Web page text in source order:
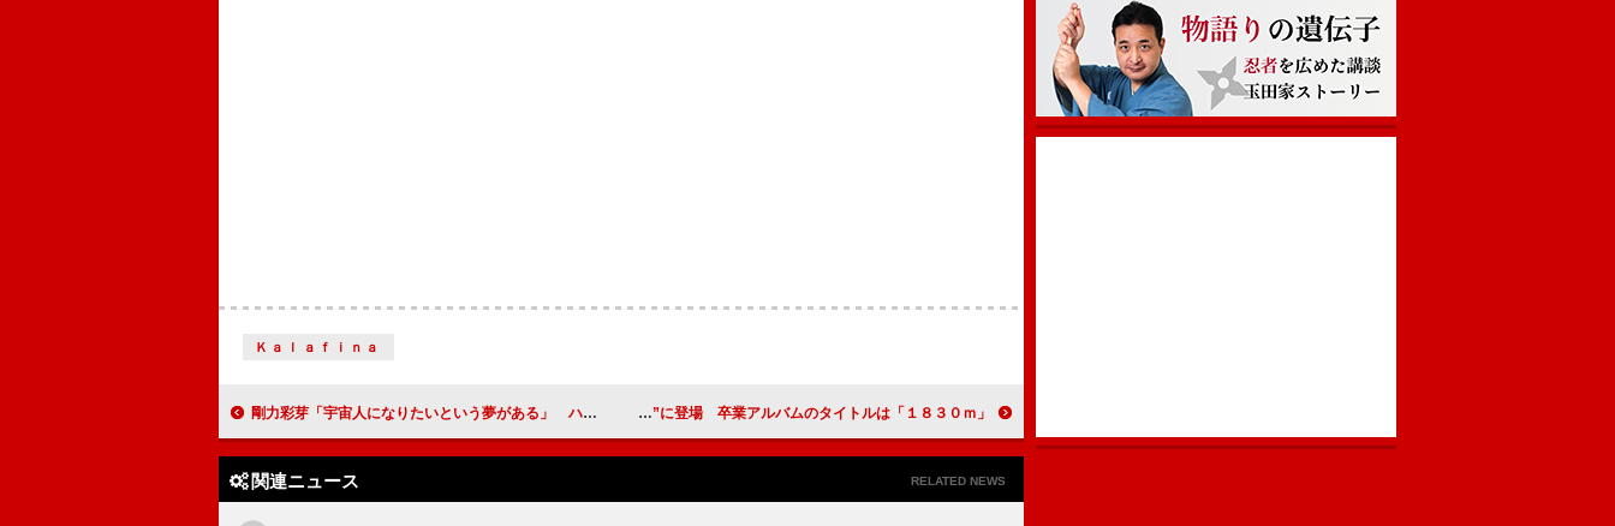
Ｋａｌａｆｉｎａ
剛力彩芽「宇宙人になりたいという夢がある」 ハリウッド大作で実写吹き替えに初挑戦 前田敦子が“最後の握手会”に登場 卒業アルバムのタイトルは「１８３０ｍ」
関連ニュース RELATED NEWS